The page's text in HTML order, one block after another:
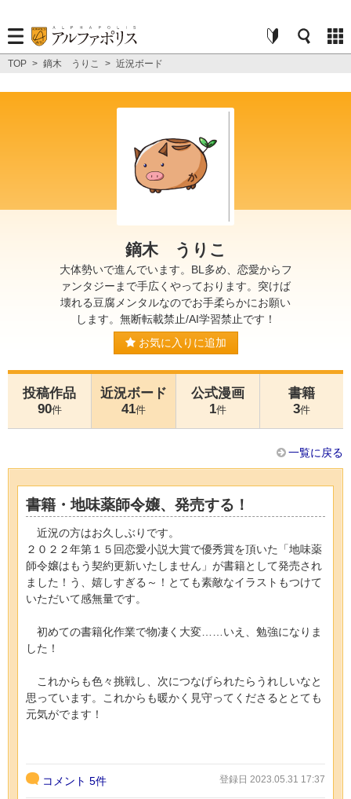
TOP > 鏑木 うりこ > 近況ボード
鏑木 うりこ
大体勢いで進んでいます。BL多め、恋愛からフ
ァンタジーまで手広くやっております。突けば
壊れる豆腐メンタルなのでお手柔らかにお願い
します。無断転載禁止/AI学習禁止です！
お気に入りに追加
投稿作品
90件
近況ボード
41件
公式漫画
1件
書籍
3件
一覧に戻る
書籍・地味薬師令嬢、発売する！
近況の方はお久しぶりです。
２０２２年第１５回恋愛小説大賞で優秀賞を頂いた「地味薬
師令嬢はもう契約更新いたしません」が書籍として発売され
ました！う、嬉しすぎる～！とても素敵なイラストもつけて
いただいて感無量です。
初めての書籍化作業で物凄く大変……いえ、勉強になりま
した！
これからも色々挑戦し、次につなげられたらうれしいなと
思っています。これからも暖かく見守ってくださるととても
元気がでます！
コメント 5件 登録日 2023.05.31 17:37